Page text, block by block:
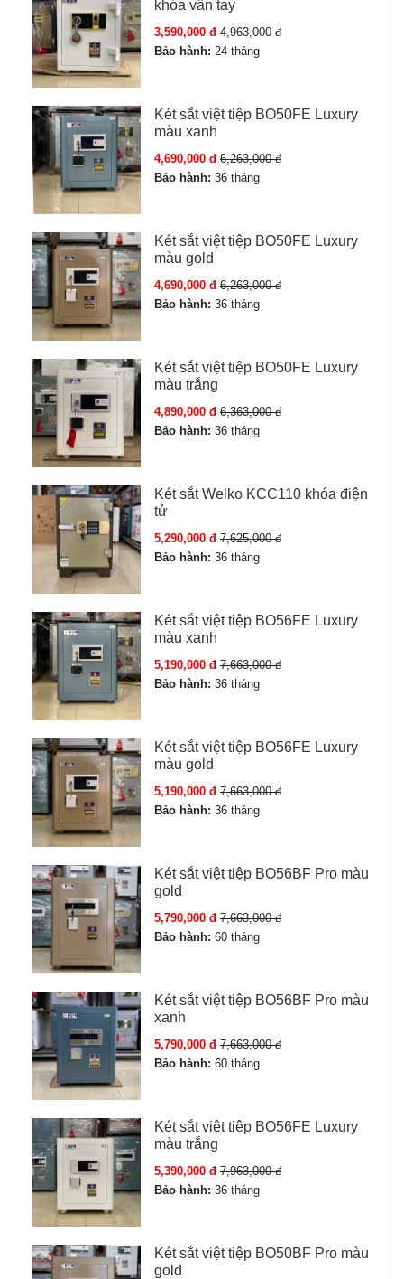
hết pin
Bảo hành & dịch vụ tại Sài Gòn
Bảo hành chính hãng 24 tháng, hỗ trợ kỹ thuật tận nơi
Giao hàng và lắp đặt miễn phí khu vực TP.HCM
Ship COD toàn quốc, kho Sài Gòn xuất hàng 24h
Hỗ trợ trả góp 0%, cam kết hàng chính hãng 100%
LB79 S11 Pro dành cho ai?
Két LB79 S11 Pro là lựa chọn phù hợp cho doanh
nghiệp lớn, công ty, showroom. Khách hàng tại Sài
Gòn, miền Nam và toàn quốc đều có thể đặt mua trực
tiếp, được tư vấn kỹ thuật và giao tận nơi.
Thông số kỹ thuật Két sắt Liberty
LB79-S11-PRO
Model LB79-S11-PRO
Giá 61,000,000 đ
Thương hiệu
Két sắt Liberty chính
hãng
Nhà sản xuất Liberty
Trọng lượng
Kích thước ngoài
Mở két sắt
Khóa cơ; Mã số điện tử;
Chữa cháy
Báo động Có báo động
Bảo hành 24 Tháng
Màu sắc Đồng Đỏ
Tình trạng
online chính hãng
khóa vân tay
3,590,000 đ 4,963,000 đ
Bảo hành: 24 tháng
Két sắt việt tiệp BO50FE Luxury
màu xanh
4,690,000 đ 6,263,000 đ
Bảo hành: 36 tháng
Két sắt việt tiệp BO50FE Luxury
màu gold
4,690,000 đ 6,263,000 đ
Bảo hành: 36 tháng
Két sắt việt tiệp BO50FE Luxury
màu trắng
4,890,000 đ 6,363,000 đ
Bảo hành: 36 tháng
Két sắt Welko KCC110 khóa điện
tử
5,290,000 đ 7,625,000 đ
Bảo hành: 36 tháng
Két sắt việt tiệp BO56FE Luxury
màu xanh
5,190,000 đ 7,663,000 đ
Bảo hành: 36 tháng
Két sắt việt tiệp BO56FE Luxury
màu gold
5,190,000 đ 7,663,000 đ
Bảo hành: 36 tháng
Két sắt việt tiệp BO56BF Pro màu
gold
5,790,000 đ 7,663,000 đ
Bảo hành: 60 tháng
Két sắt việt tiệp BO56BF Pro màu
xanh
5,790,000 đ 7,663,000 đ
Bảo hành: 60 tháng
Két sắt việt tiệp BO56FE Luxury
màu trắng
5,390,000 đ 7,963,000 đ
Bảo hành: 36 tháng
Két sắt việt tiệp BO50BF Pro màu
gold